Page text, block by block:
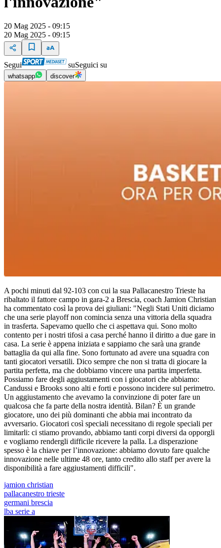
20 Mag 2025 - 09:15
20 Mag 2025 - 09:15
Segui suSeguici su
whatsapp discover
A pochi minuti dal 92-103 con cui la sua Pallacanestro Trieste ha
ribaltato il fattore campo in gara-2 a Brescia, coach Jamion Christian
ha commentato così la prova dei giuliani: "Negli Stati Uniti diciamo
che una serie playoff non comincia senza una vittoria della squadra
in trasferta. Sapevamo quello che ci aspettava qui. Sono molto
contento per i nostri tifosi a casa perché hanno il diritto a due gare in
casa. La serie è appena iniziata e sappiamo che sarà una grande
battaglia da qui alla fine. Sono fortunato ad avere una squadra con
tanti giocatori versatili. Dico sempre che non si tratta di giocare la
partita perfetta, ma che dobbiamo vincere una partita imperfetta.
Possiamo fare degli aggiustamenti con i giocatori che abbiamo:
Candussi e Brooks sono alti e forti e possono incidere sul perimetro.
Un aggiustamento che avevamo la convinzione di poter fare un
qualcosa che fa parte della nostra identità. Bilan? È un grande
giocatore, uno dei più dominanti che abbia mai incontrato da
avversario. Giocatori così speciali necessitano di regole speciali per
limitarli: ci stiamo provando, abbiamo tanti corpi diversi da opporgli
e vogliamo rendergli difficile ricevere la palla. La disperazione
spesso è la chiave per l’innovazione: abbiamo dovuto fare qualche
innovazione nelle ultime 48 ore, tanto credito allo staff per avere la
disponibilità a fare aggiustamenti difficili".
jamion christian
pallacanestro trieste
germani brescia
lba serie a